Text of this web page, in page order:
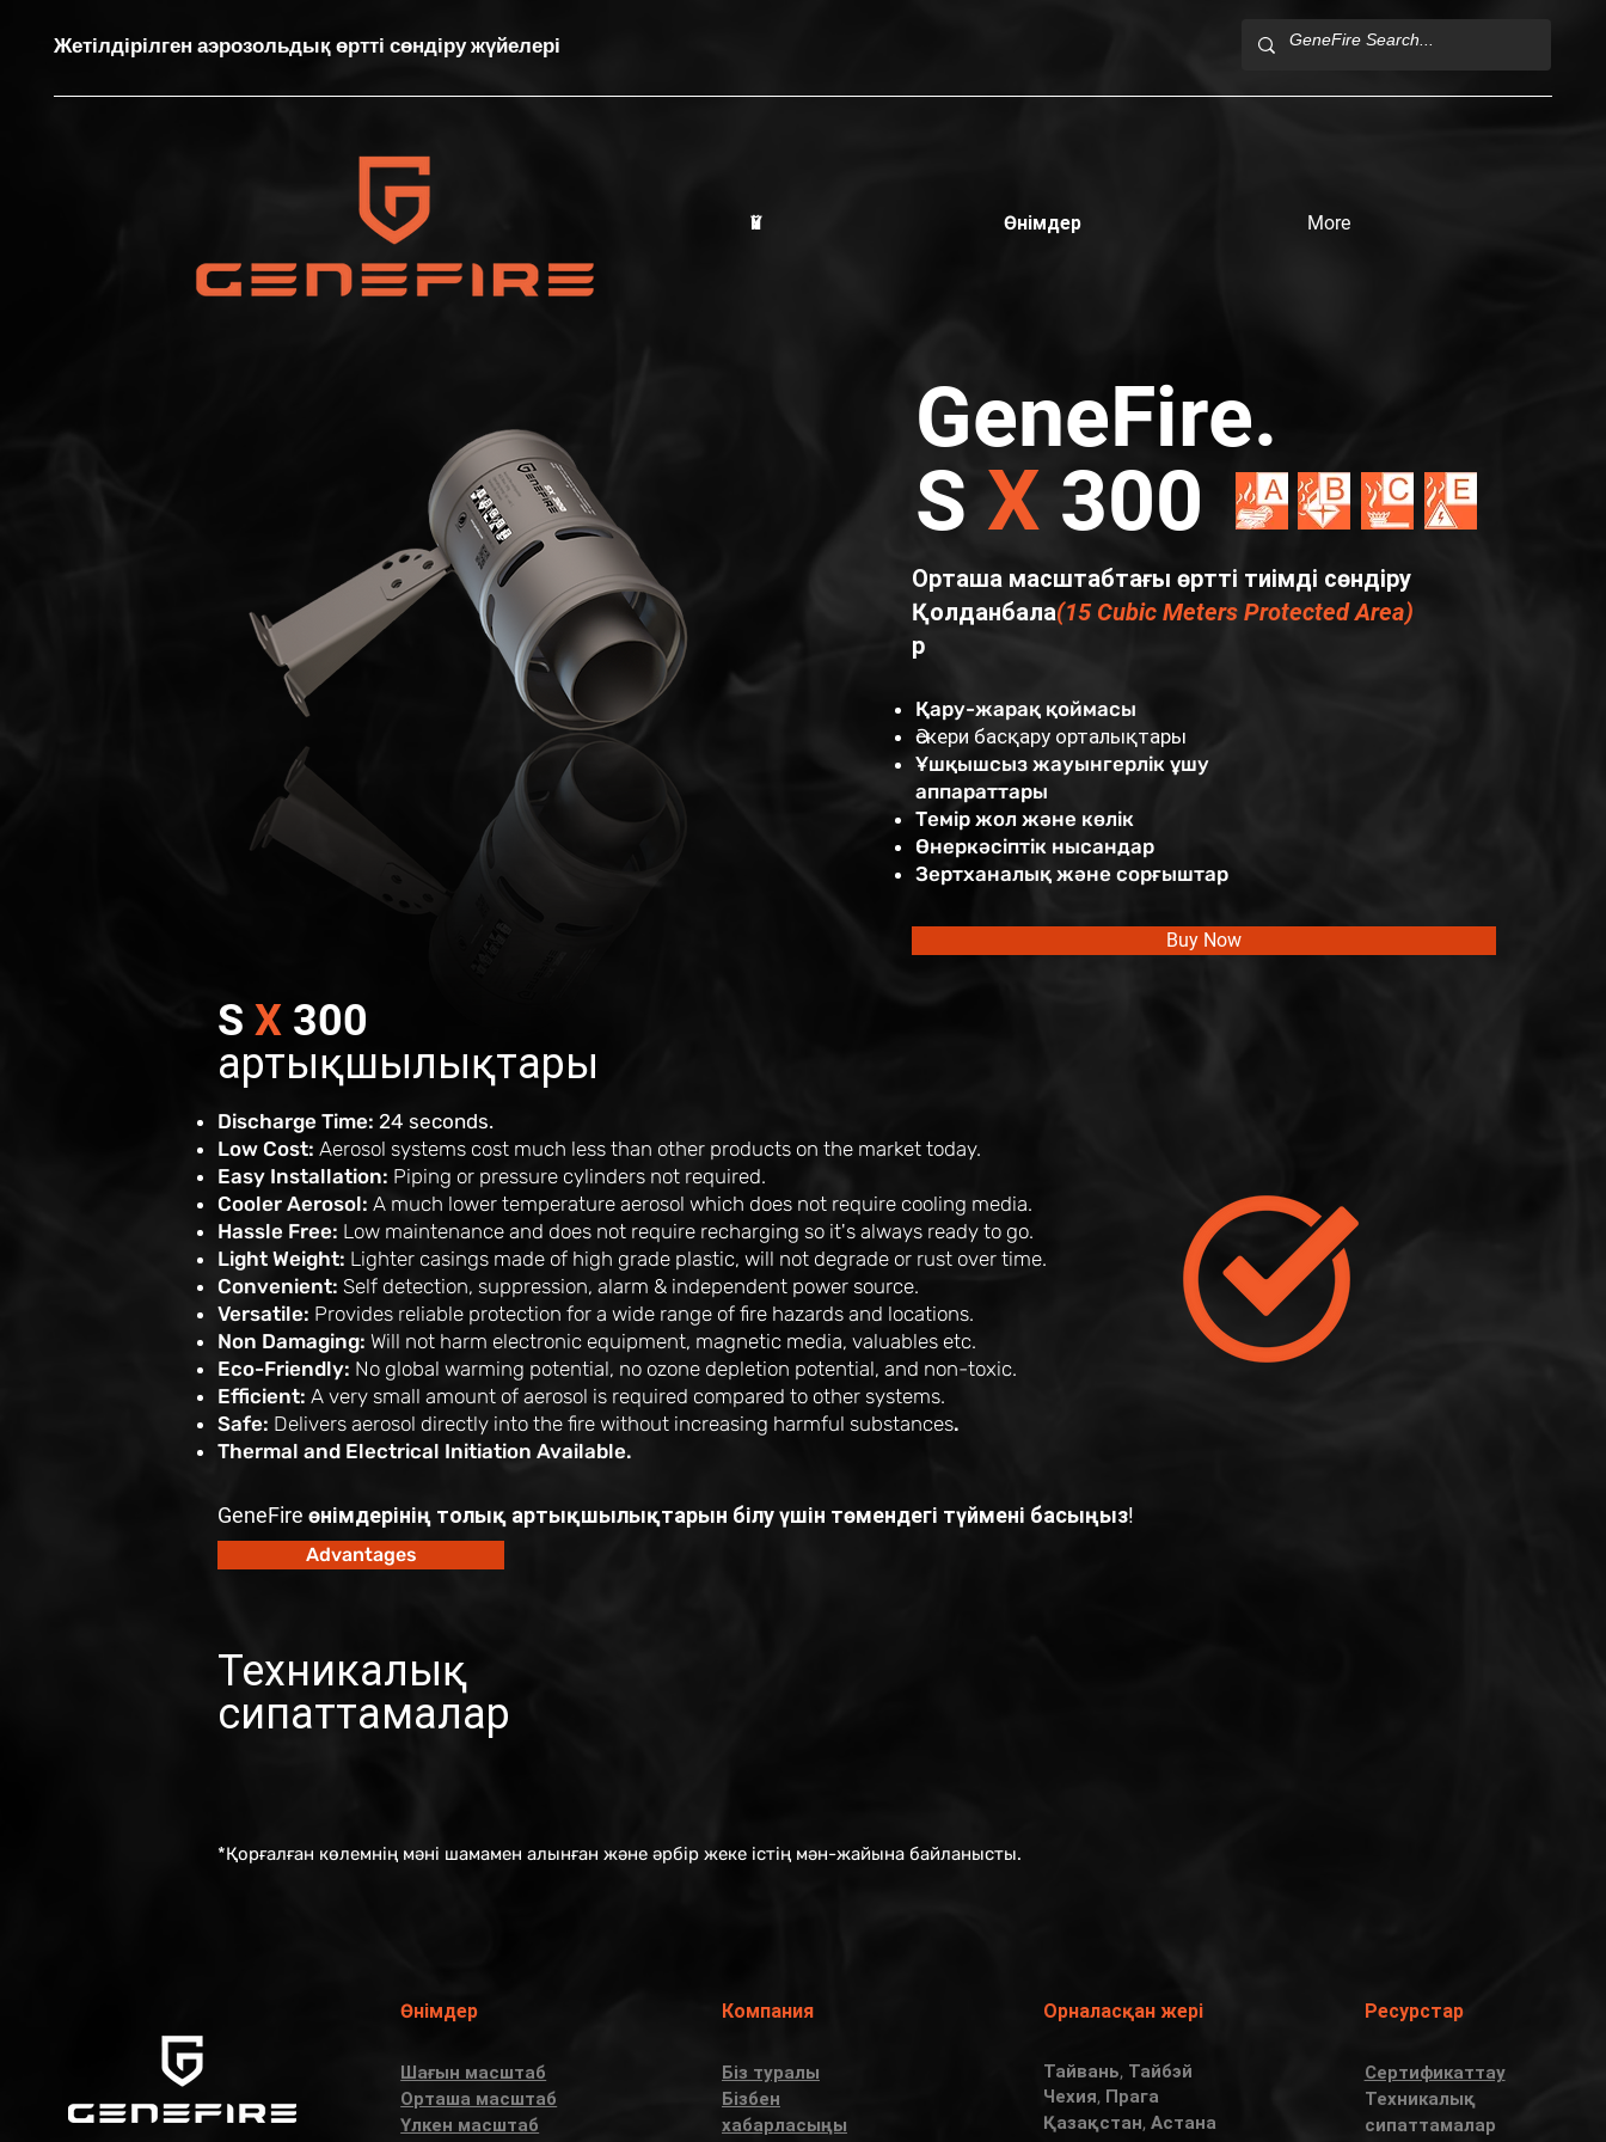
Жетілдірілген аэрозольдық өртті сөндіру жүйелері
Үй Өнімдер More
GeneFire.
S X 300
Орташа масштабтағы өртті тиімді сөндіру
Қолданбала
р
(15 Cubic Meters Protected Area)
Қару-жарақ қоймасы
Әскери басқару орталықтары
Ұшқышсыз жауынгерлік ұшу
аппараттары
Темір жол және көлік
Өнеркәсіптік нысандар
Зертханалық және сорғыштар
Buy Now
S X 300
артықшылықтары
Discharge Time: 24 seconds.
Low Cost: Aerosol systems cost much less than other products on the market today.
Easy Installation: Piping or pressure cylinders not required.
Cooler Aerosol: A much lower temperature aerosol which does not require cooling media.
Hassle Free: Low maintenance and does not require recharging so it's always ready to go.
Light Weight: Lighter casings made of high grade plastic, will not degrade or rust over time.
Convenient: Self detection, suppression, alarm & independent power source.
Versatile: Provides reliable protection for a wide range of fire hazards and locations.
Non Damaging: Will not harm electronic equipment, magnetic media, valuables etc.
Eco-Friendly: No global warming potential, no ozone depletion potential, and non-toxic.
Efficient: A very small amount of aerosol is required compared to other systems.
Safe: Delivers aerosol directly into the fire without increasing harmful substances.
Thermal and Electrical Initiation Available.
GeneFire өнімдерінің толық артықшылықтарын білу үшін төмендегі түймені басыңыз!
Advantages
Техникалық
сипаттамалар
*Қорғалған көлемнің мәні шамамен алынған және әрбір жеке істің мән-жайына байланысты.
Өнімдер
Шағын масштаб
Орташа масштаб
Үлкен масштаб
Компания
Біз туралы
Бізбен
хабарласыңы
Орналасқан жері
Тайвань, Тайбэй
Чехия, Прага
Қазақстан, Астана
Ресурстар
Сертификаттау
Техникалық
сипаттамалар